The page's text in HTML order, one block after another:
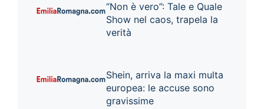
“Non è vero”: Tale e Quale
Show nel caos, trapela la
verità
Shein, arriva la maxi multa
europea: le accuse sono
gravissime